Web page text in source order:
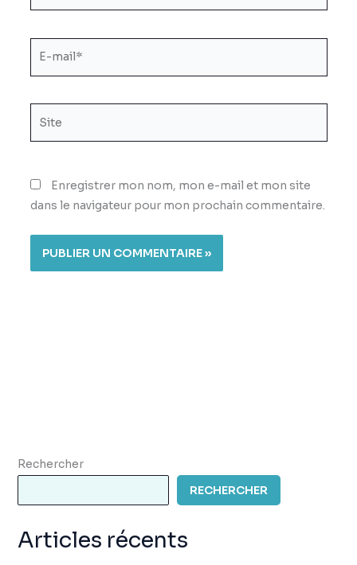
Enregistrer mon nom, mon e-mail et mon site
dans le navigateur pour mon prochain commentaire.
Rechercher
RECHERCHER
Articles récents